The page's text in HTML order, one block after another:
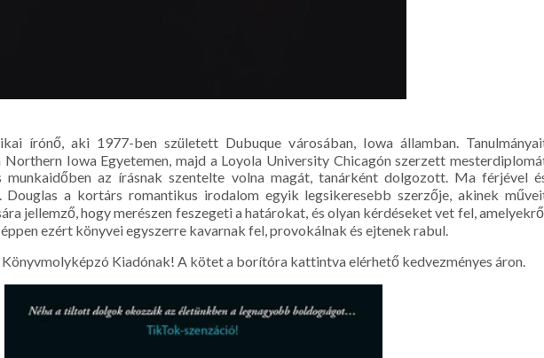
írónő, aki 1977-ben született Dubuque városában, Iowa államban.
Iowa Egyetemen, majd a Loyola University Chicagón szerzett
az írásnak szentelte volna magát, tanárként dolgozott. Ma férjével
Douglas a kortárs romantikus irodalom egyik legsikeresebb szerzője, akinek
jellemző, hogy merészen feszegeti a határokat, és olyan kérdéseket vet fel,
ezért könyvei egyszerre kavarnak fel, provokálnak és ejtenek rabul.
Könyvmolyképzó Kiadónak! A kötet a borítóra kattintva elérhető kedvezményes áron.